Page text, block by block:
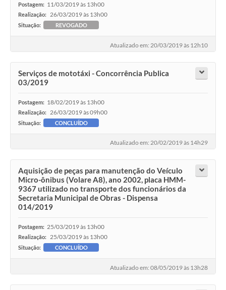
Postagem: 11/03/2019 às 13h00
Realização: 26/03/2019 às 13h00
Situação: REVOGADO
Atualizado em: 20/03/2019 às 12h10
Serviços de mototáxi - Concorrência Publica
03/2019
Postagem: 18/02/2019 às 13h00
Realização: 26/03/2019 às 09h00
Situação: CONCLUÍDO
Atualizado em: 20/02/2019 às 14h29
Aquisição de peças para manutenção do Veículo
Micro-ônibus (Volare A8), ano 2002, placa HMM-
9367 utilizado no transporte dos funcionários da
Secretaria Municipal de Obras - Dispensa
014/2019
Postagem: 25/03/2019 às 13h00
Realização: 25/03/2019 às 13h00
Situação: CONCLUÍDO
Atualizado em: 08/05/2019 às 13h28